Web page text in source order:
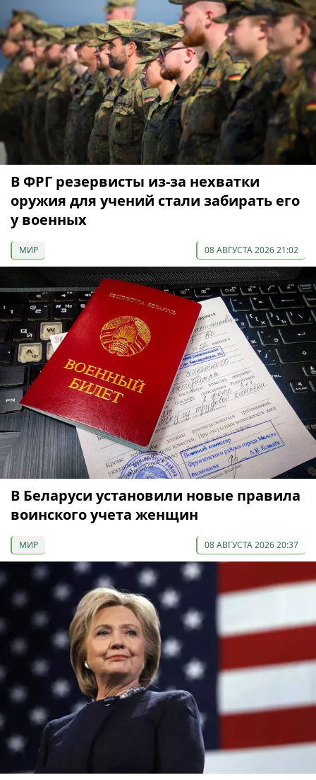
В ФРГ резервисты из-за нехватки
оружия для учений стали забирать его
у военных
МИР 08 АВГУСТА 2026 21:02
В Беларуси установили новые правила
воинского учета женщин
МИР 08 АВГУСТА 2026 20:37